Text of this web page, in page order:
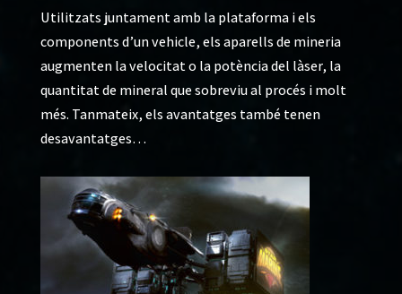
Utilitzats juntament amb la plataforma i els
components d’un vehicle, els aparells de mineria
augmenten la velocitat o la potència del làser, la
quantitat de mineral que sobreviu al procés i molt
més. Tanmateix, els avantatges també tenen
desavantatges…